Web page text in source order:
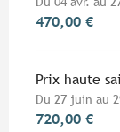
470,00 €
Prix haute
Du 27 juin au
720,00 €